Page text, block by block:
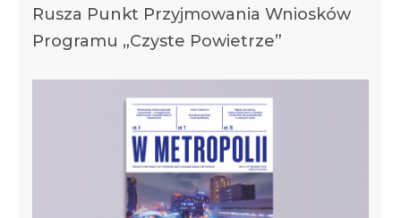
Rusza Punkt Przyjmowania Wniosków
Programu „Czyste Powietrze”